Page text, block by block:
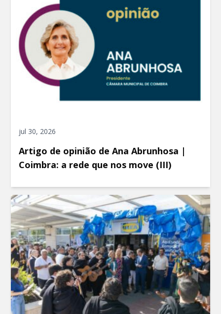
jul 30, 2026
Artigo de opinião de Ana Abrunhosa |
Coimbra: a rede que nos move (III)